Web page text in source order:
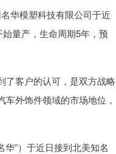
华模塑科技有限公司于近
量产，生命周期5年，预
了客户的认可，是双方战略
外饰件领域的市场地位，
”）于近日接到北美知名